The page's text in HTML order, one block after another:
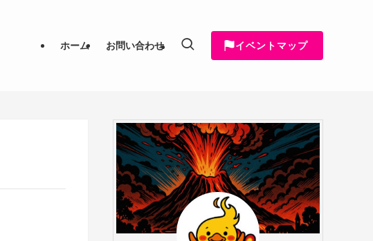
ホーム お問い合わせ イベントマップ